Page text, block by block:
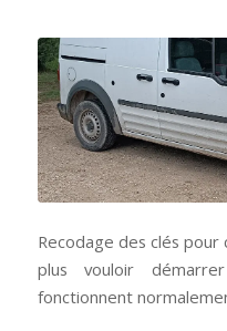
Recodage des clés
plus vouloir
fonctionnent